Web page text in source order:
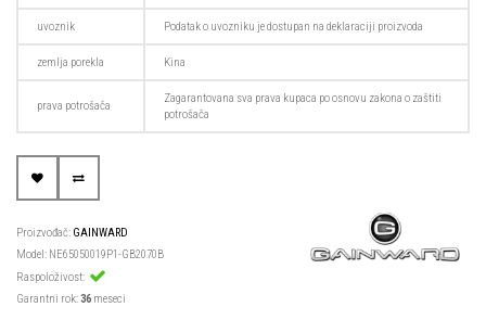
uvoznik Podatak o uvozniku je dostupan na deklaraciji proizvoda
zemlja porekla Kina
prava potrošača
Zagarantovana sva prava kupaca po osnovu zakona o zaštiti
potrošača
Proizvođač: GAINWARD
Model: NE65050019P1-GB2070B
Raspoloživost:
Garantni rok:36 meseci